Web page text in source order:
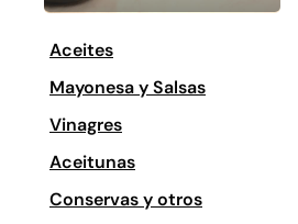
Aceites
Mayonesa y Salsas
Vinagres
Aceitunas
Conservas y otros